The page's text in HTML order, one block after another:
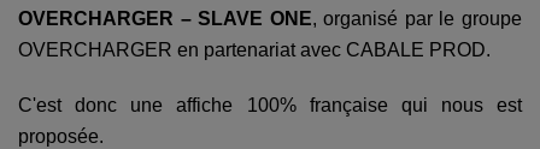
OVERCHARGER – SLAVE ONE, organisé par le groupe
OVERCHARGER en partenariat avec CABALE PROD.
C'est donc une affiche 100% française qui nous est
proposée.